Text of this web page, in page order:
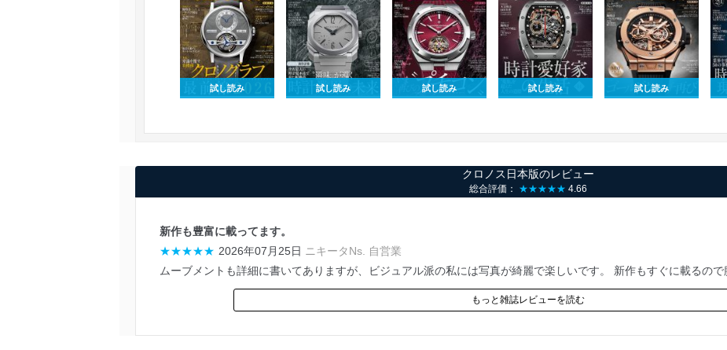
試し読み 試し読み 試し読み 試し読み 試し読み
クロノス日本版のレビュー
総合評価： ★★★★★ 4.66
新作も豊富に載ってます。
★★★★★ 2026年07月25日 ニキータNs. 自営業
ムーブメントも詳細に書いてありますが、ビジュアル派の私には写真が綺麗で楽しいです。 新作もすぐに載るので
もっと雑誌レビューを読む